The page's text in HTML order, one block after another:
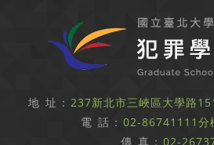
地 址： 237新北市三峽區大學路
電 話： 02-86741111分
傳 真： 02-